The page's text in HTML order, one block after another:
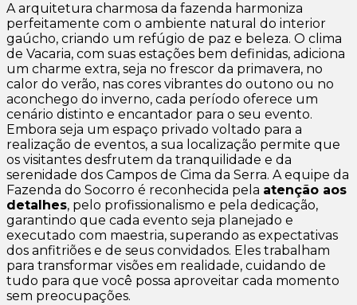
A arquitetura charmosa da fazenda harmoniza
perfeitamente com o ambiente natural do interior
gaúcho, criando um refúgio de paz e beleza. O clima
de Vacaria, com suas estações bem definidas, adiciona
um charme extra, seja no frescor da primavera, no
calor do verão, nas cores vibrantes do outono ou no
aconchego do inverno, cada período oferece um
cenário distinto e encantador para o seu evento.
Embora seja um espaço privado voltado para a
realização de eventos, a sua localização permite que
os visitantes desfrutem da tranquilidade e da
serenidade dos Campos de Cima da Serra. A equipe da
Fazenda do Socorro é reconhecida pela atenção aos
detalhes, pelo profissionalismo e pela dedicação,
garantindo que cada evento seja planejado e
executado com maestria, superando as expectativas
dos anfitriões e de seus convidados. Eles trabalham
para transformar visões em realidade, cuidando de
tudo para que você possa aproveitar cada momento
sem preocupações.